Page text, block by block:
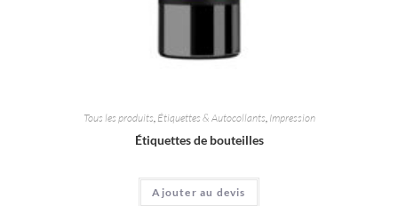
Tous les produits Étiquettes & Autocollants Impression
Étiquettes de bouteilles
Ajouter au devis